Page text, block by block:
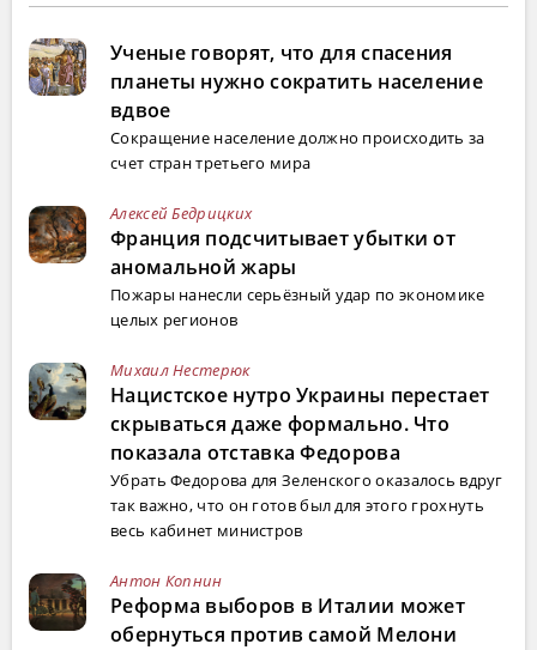
Ученые говорят, что для спасения
планеты нужно сократить население
вдвое
Сокращение население должно происходить за
счет стран третьего мира
Алексей Бедрицких
Франция подсчитывает убытки от
аномальной жары
Пожары нанесли серьёзный удар по экономике
целых регионов
Михаил Нестерюк
Нацистское нутро Украины перестает
скрываться даже формально. Что
показала отставка Федорова
Убрать Федорова для Зеленского оказалось вдруг
так важно, что он готов был для этого грохнуть
весь кабинет министров
Антон Копнин
Реформа выборов в Италии может
обернуться против самой Мелони